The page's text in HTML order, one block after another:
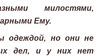
милостями,
Ему.
одеждой, но они не
дел, и у них нет